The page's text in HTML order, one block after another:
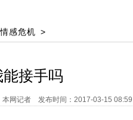
情感危机 >
接手吗
网记者 发布时间：2017-03-15 08:59